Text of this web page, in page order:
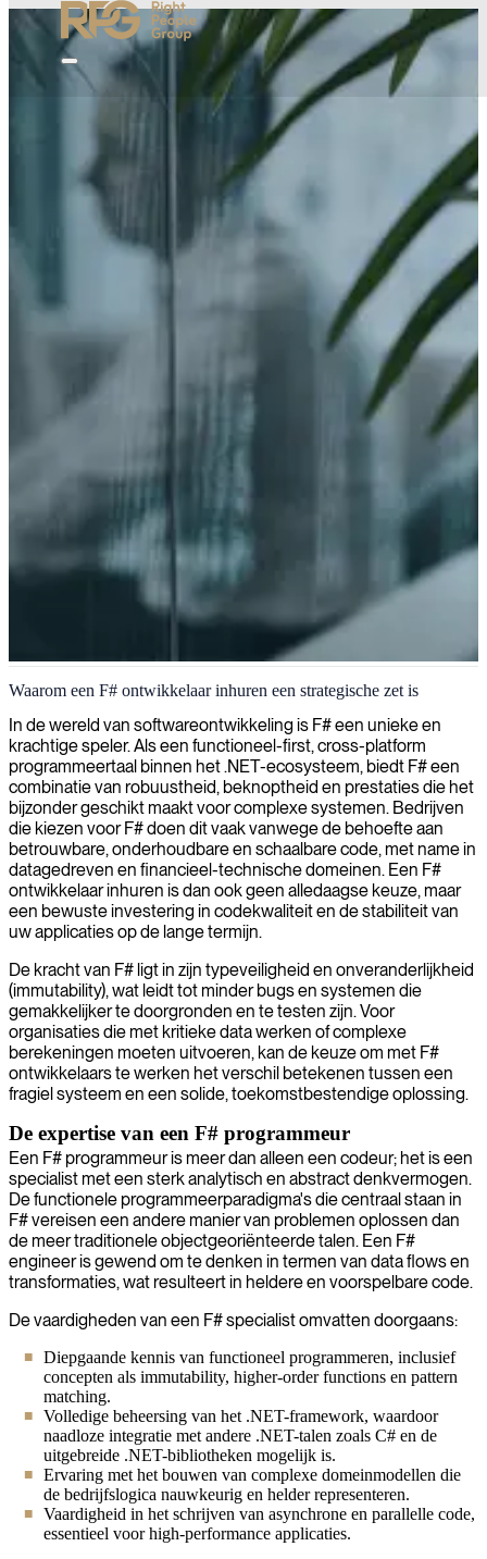
F# software-ontwikkeling
We leveren vakbekwame F#-ontwikkelaars die robuuste, efficiënte
softwareoplossingen bouwen met behulp van deze krachtige
functionele programmeertaal.
Waarom een F# ontwikkelaar inhuren een strategische zet is
In de wereld van softwareontwikkeling is F# een unieke en
krachtige speler. Als een functioneel-first, cross-platform
programmeertaal binnen het .NET-ecosysteem, biedt F# een
combinatie van robuustheid, beknoptheid en prestaties die het
bijzonder geschikt maakt voor complexe systemen. Bedrijven
die kiezen voor F# doen dit vaak vanwege de behoefte aan
betrouwbare, onderhoudbare en schaalbare code, met name in
datagedreven en financieel-technische domeinen. Een F#
ontwikkelaar inhuren is dan ook geen alledaagse keuze, maar
een bewuste investering in codekwaliteit en de stabiliteit van
uw applicaties op de lange termijn.
De kracht van F# ligt in zijn typeveiligheid en onveranderlijkheid
(immutability), wat leidt tot minder bugs en systemen die
gemakkelijker te doorgronden en te testen zijn. Voor
organisaties die met kritieke data werken of complexe
berekeningen moeten uitvoeren, kan de keuze om met F#
ontwikkelaars te werken het verschil betekenen tussen een
fragiel systeem en een solide, toekomstbestendige oplossing.
De expertise van een F# programmeur
Een F# programmeur is meer dan alleen een codeur; het is een
specialist met een sterk analytisch en abstract denkvermogen.
De functionele programmeerparadigma's die centraal staan in
F# vereisen een andere manier van problemen oplossen dan
de meer traditionele objectgeoriënteerde talen. Een F#
engineer is gewend om te denken in termen van data flows en
transformaties, wat resulteert in heldere en voorspelbare code.
De vaardigheden van een F# specialist omvatten doorgaans:
Diepgaande kennis van functioneel programmeren, inclusief
concepten als immutability, higher-order functions en pattern
matching.
Volledige beheersing van het .NET-framework, waardoor
naadloze integratie met andere .NET-talen zoals C# en de
uitgebreide .NET-bibliotheken mogelijk is.
Ervaring met het bouwen van complexe domeinmodellen die
de bedrijfslogica nauwkeurig en helder representeren.
Vaardigheid in het schrijven van asynchrone en parallelle code,
essentieel voor high-performance applicaties.